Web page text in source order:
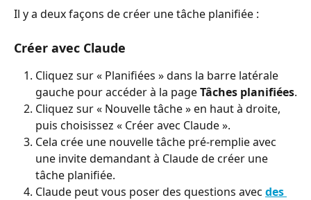
Il y a deux façons de créer une tâche planifiée :
Créer avec Claude
Cliquez sur « Planifiées » dans la barre latérale
gauche pour accéder à la page Tâches planifiées.
Cliquez sur « Nouvelle tâche » en haut à droite,
puis choisissez « Créer avec Claude ».
Cela crée une nouvelle tâche pré-remplie avec
une invite demandant à Claude de créer une
tâche planifiée.
Claude peut vous poser des questions avec des